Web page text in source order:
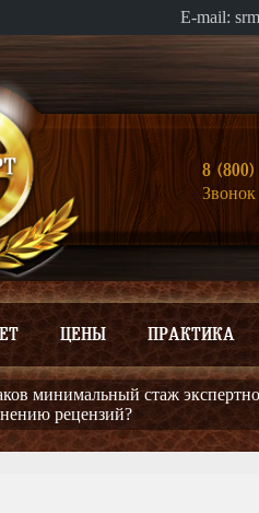
E-mail:
8 (800)
ЦЕНЫ ПРАКТИКА
минимальный стаж
рецензий?